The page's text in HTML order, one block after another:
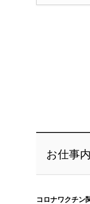
お仕事
コロナワクチン